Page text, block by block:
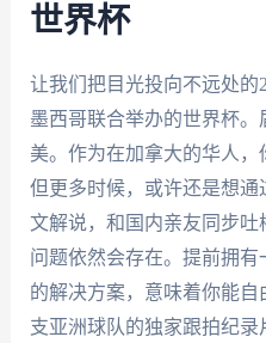
世界杯
让我们把目光投向不远处的
墨西哥联合举办的世界杯
美。作为在加拿大的华人，
但更多时候，或许还是想
文解说，和国内亲友同步吐
问题依然会存在。提前拥有
的解决方案，意味着你能
支亚洲球队的独家跟拍纪